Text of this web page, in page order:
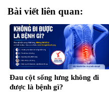
Bài viết liên quan:
Đau cột sống lưng không đi
được là bệnh gì?